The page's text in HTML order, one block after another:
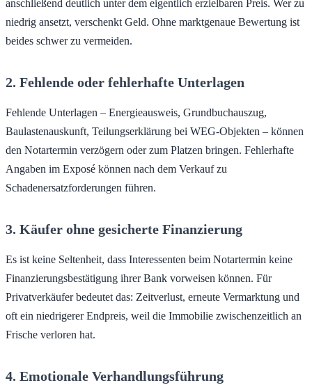
anschließend deutlich unter dem eigentlich erzielbaren Preis. Wer zu
niedrig ansetzt, verschenkt Geld. Ohne marktgenaue Bewertung ist
beides schwer zu vermeiden.
2. Fehlende oder fehlerhafte Unterlagen
Fehlende Unterlagen – Energieausweis, Grundbuchauszug,
Baulastenauskunft, Teilungserklärung bei WEG-Objekten – können
den Notartermin verzögern oder zum Platzen bringen. Fehlerhafte
Angaben im Exposé können nach dem Verkauf zu
Schadenersatzforderungen führen.
3. Käufer ohne gesicherte Finanzierung
Es ist keine Seltenheit, dass Interessenten beim Notartermin keine
Finanzierungsbestätigung ihrer Bank vorweisen können. Für
Privatverkäufer bedeutet das: Zeitverlust, erneute Vermarktung und
oft ein niedrigerer Endpreis, weil die Immobilie zwischenzeitlich an
Frische verloren hat.
4. Emotionale Verhandlungsführung